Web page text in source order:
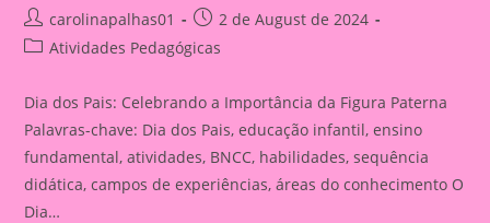
Post
author:
carolinapalhas01
Post
published:
2 de August de 2024
PostAtividades Pedagógicas
Dia dos Pais: Celebrando a Importância da Figura Paterna
Palavras-chave: Dia dos Pais, educação infantil, ensino
fundamental, atividades, BNCC, habilidades, sequência
didática, campos de experiências, áreas do conhecimento O
Dia…